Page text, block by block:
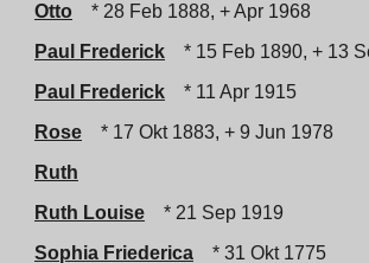
Otto
* 28 Feb 1888, + Apr 1968
Paul Frederick
* 15 Feb 1890, + 13
Paul Frederick
* 11 Apr 1915
Rose
* 17 Okt 1883, + 9 Jun 1978
Ruth
Ruth Louise
* 21 Sep 1919
Sophia Friederica
* 31 Okt 1775